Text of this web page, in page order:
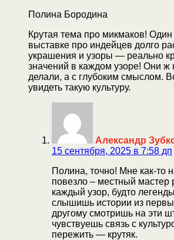
Полина Бородина
Крутая тема про микмаков! Один
выставке про индейцев долго
украшения и узоры — реально
значений в каждом узоре! Они ж
делали, а с глубоким смыслом.
увидеть такую культуру.
Александр
15 сентября, 2025 в 7:58 дп
Полина, точно! Мне как-то
повезло – местный мастер
каждый узор, будто
слышишь истории из
другому смотришь на эти
чувствуешь связь с
пережить — крутяк.